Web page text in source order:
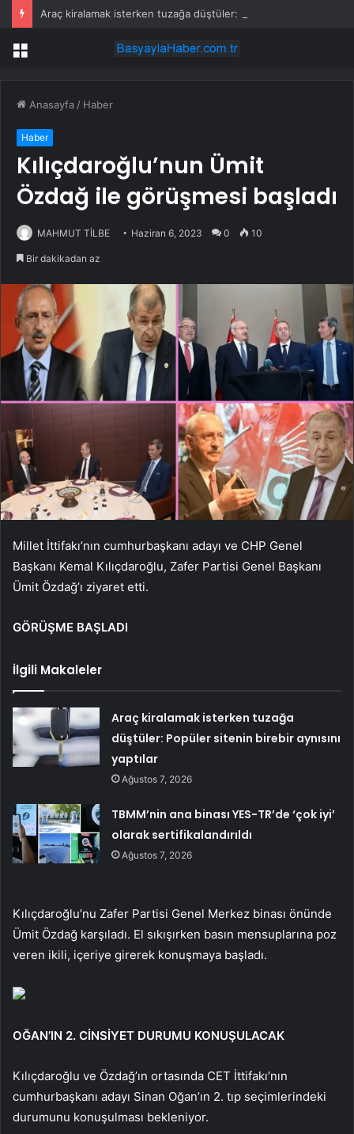
Menü
Anasayfa / Haber
Haber
Kılıçdaroğlu’nun Ümit
Özdağ ile görüşmesi başladı
MAHMUT TİLBE Haziran 6, 2023 0 10
Bir dakikadan az
Millet İttifakı’nın cumhurbaşkanı adayı ve CHP Genel
Başkanı Kemal Kılıçdaroğlu, Zafer Partisi Genel Başkanı
Ümit Özdağ’ı ziyaret etti.
GÖRÜŞME BAŞLADI
İlgili Makaleler
Araç kiralamak isterken tuzağa
düştüler: Popüler sitenin birebir aynısını
yaptılar
Ağustos 7, 2026
TBMM’nin ana binası YES-TR’de ‘çok iyi’
olarak sertifikalandırıldı
Ağustos 7, 2026
Kılıçdaroğlu’nu Zafer Partisi Genel Merkez binası önünde
Ümit Özdağ karşıladı. El sıkışırken basın mensuplarına poz
veren ikili, içeriye girerek konuşmaya başladı.
OĞAN’IN 2. CİNSİYET DURUMU KONUŞULACAK
Kılıçdaroğlu ve Özdağ’ın ortasında CET İttifakı’nın
cumhurbaşkanı adayı Sinan Oğan’ın 2. tıp seçimlerindeki
durumunu konuşulması bekleniyor.